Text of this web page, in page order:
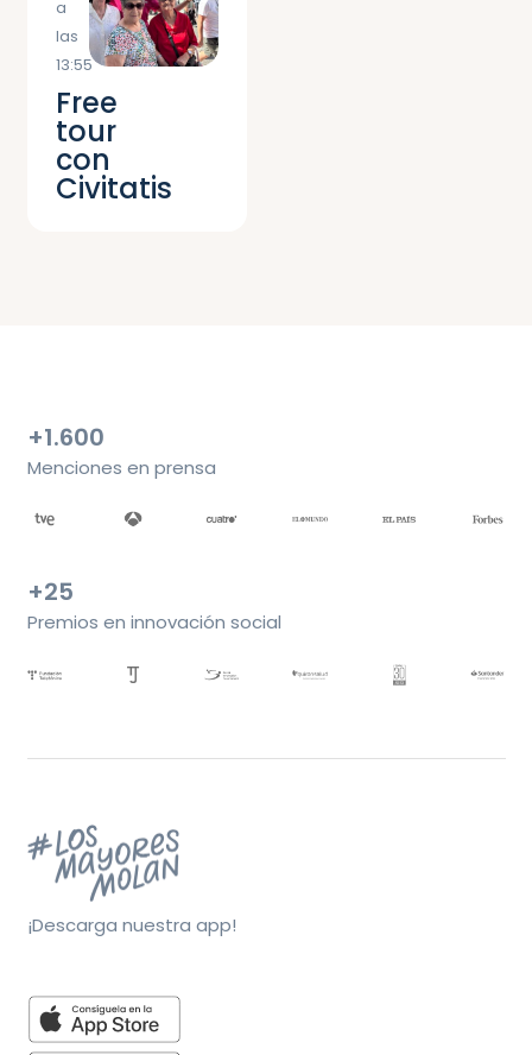
a
las
13:55
Free
tour
con
Civitatis
+1.600
Menciones en prensa
+25
Premios en innovación social
¡Descarga nuestra app!